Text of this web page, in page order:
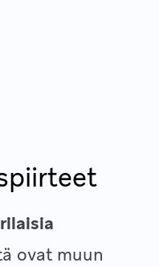
ovat muun